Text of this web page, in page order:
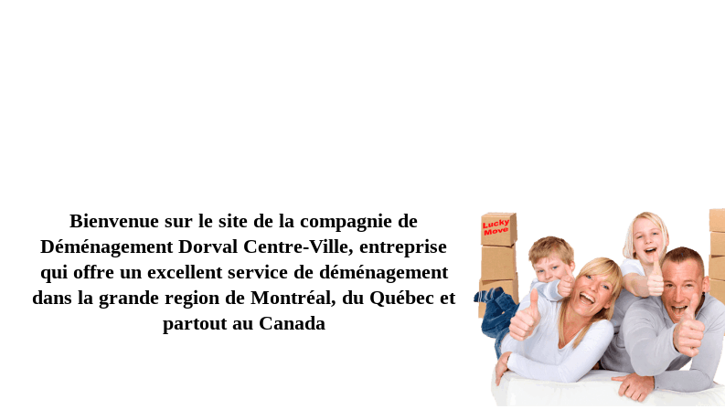
Bienvenue sur le site de la compagnie de
Déménagement Dorval Centre-Ville, entreprise
qui offre un excellent service de déménagement
dans la grande region de Montréal, du Québec et
partout au Canada